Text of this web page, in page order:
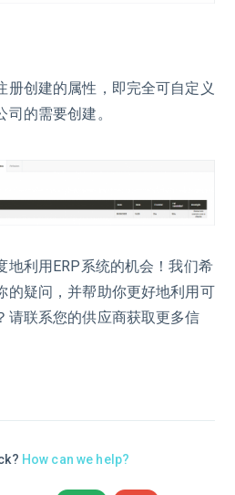
册创建的属性，即完全可自定义
的需要创建。
地利用ERP系统的机会！我们希
的疑问，并帮助你更好地利用可
请联系您的供应商获取更多信
How can we help?